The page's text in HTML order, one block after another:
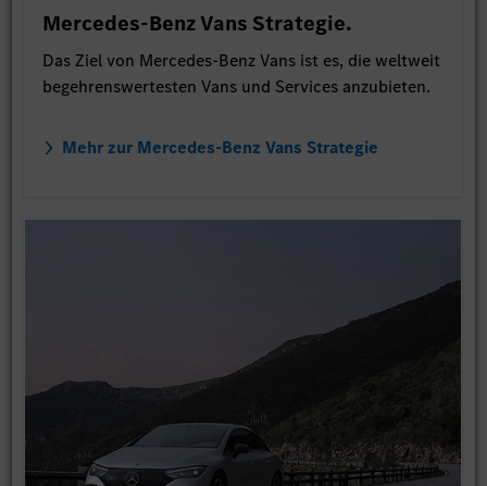
Mercedes-Benz Vans Strategie.
Das Ziel von Mercedes-Benz Vans ist es, die weltweit
begehrenswertesten Vans und Services anzubieten.
Mehr zur Mercedes-Benz Vans Strategie